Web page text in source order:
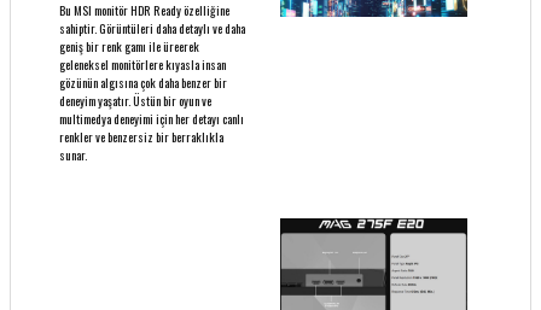
Bu MSI monitör HDR Ready özelliğine
sahiptir. Görüntüleri daha detaylı ve daha
geniş bir renk gamı ile üreerek
geleneksel monitörlere kıyasla insan
gözünün algısına çok daha benzer bir
deneyim yaşatır. Üstün bir oyun ve
multimedya deneyimi için her detayı canlı
renkler ve benzersiz bir berraklıkla
sunar.